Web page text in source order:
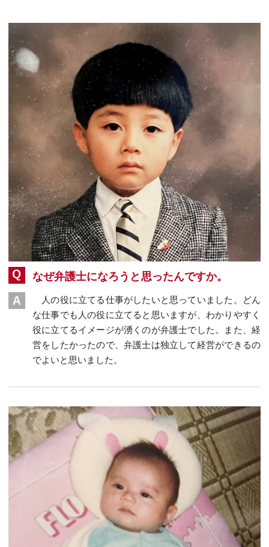
なぜ弁護士になろうと思ったんですか。
人の役に立てる仕事がしたいと思っていました。どん
な仕事でも人の役に立てると思いますが、わかりやすく
役に立てるイメージが湧くのが弁護士でした。また、経
営をしたかったので、弁護士は独立して経営ができるの
でよいと思いました。